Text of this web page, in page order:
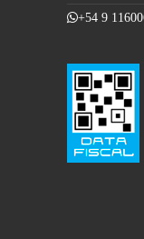
+54 9